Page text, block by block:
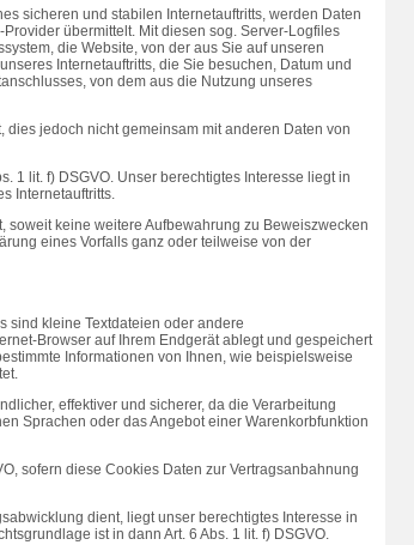
sicheren und stabilen Internetauftritts, werden Daten
übermittelt. Mit diesen sog. Server-Logfiles
die Website, von der aus Sie auf unseren
Internetauftritts, die Sie besuchen, Datum und
von dem aus die Nutzung unseres
jedoch nicht gemeinsam mit anderen Daten von
1 lit. f) DSGVO. Unser berechtigtes Interesse liegt in
Internetauftritts.
keine weitere Aufbewahrung zu Beweiszwecken
eines Vorfalls ganz oder teilweise von der
sind kleine Textdateien oder andere
Browser auf Ihrem Endgerät ablegt und gespeichert
Informationen von Ihnen, wie beispielsweise
effektiver und sicherer, da die Verarbeitung
Sprachen oder das Angebot einer Warenkorbfunktion
sofern diese Cookies Daten zur Vertragsanbahnung
dient, liegt unser berechtigtes Interesse in
ist in dann Art. 6 Abs. 1 lit. f) DSGVO.